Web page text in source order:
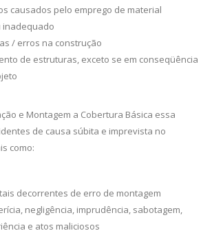
causados pelo emprego de material
/ erros na construção
de estruturas, exceto se em conseqüência
e Montagem a Cobertura Básica essa
de causa súbita e imprevista no
como:
decorrentes de erro de montagem
negligência, imprudência, sabotagem,
e atos maliciosos